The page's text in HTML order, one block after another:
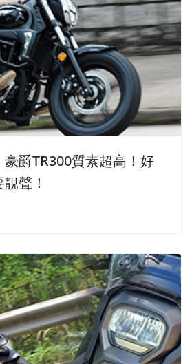
爵TR300質素超高！好
聲！